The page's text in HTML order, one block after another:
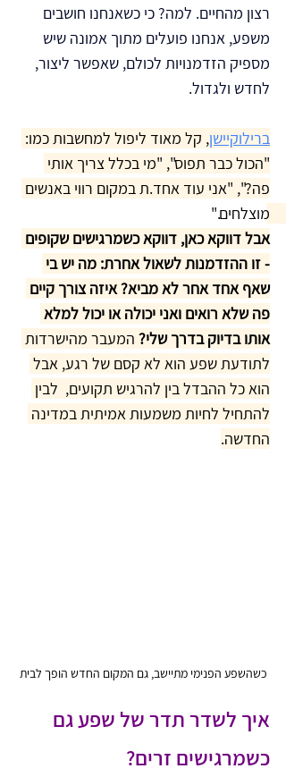
רצון מהחיים. למה? כי כשאנחנו חושבים
משפע, אנחנו פועלים מתוך אמונה שיש
מספיק הזדמנויות לכולם, שאפשר ליצור,
לחדש ולגדול.
ברילוקיישן, קל מאוד ליפול למחשבות כמו:
"הכול כבר תפוס", "מי בכלל צריך אותי
פה?", "אני עוד אחד.ת במקום רווי באנשים
מוצלחים."
אבל דווקא כאן, דווקא כשמרגישים שקופים
- זו ההזדמנות לשאול אחרת: מה יש בי
שאף אחד אחר לא מביא? איזה צורך קיים
פה שלא רואים ואני יכולה או יכול למלא
אותו בדיוק בדרך שלי? המעבר מהישרדות
לתודעת שפע הוא לא קסם של רגע, אבל
הוא כל ההבדל בין להרגיש תקועים,  לבין
להתחיל לחיות משמעות אמיתית במדינה
החדשה.
כשהשפע הפנימי מתיישב, גם המקום החדש הופך לבית
איך לשדר תדר של שפע גם
כשמרגישים זרים?